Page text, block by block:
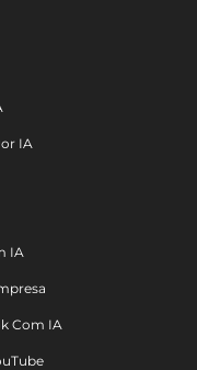
IA
IA
Com IA